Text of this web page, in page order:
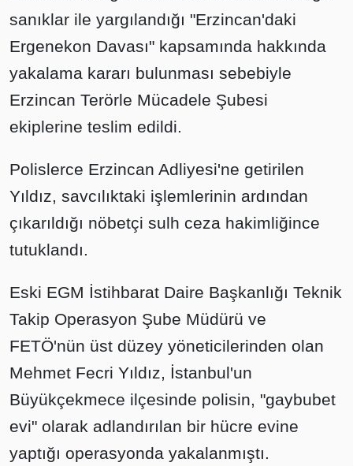
sanıklar ile yargılandığı "Erzincan'daki
Ergenekon Davası" kapsamında hakkında
yakalama kararı bulunması sebebiyle
Erzincan Terörle Mücadele Şubesi
ekiplerine teslim edildi.
Polislerce Erzincan Adliyesi'ne getirilen
Yıldız, savcılıktaki işlemlerinin ardından
çıkarıldığı nöbetçi sulh ceza hakimliğince
tutuklandı.
Eski EGM İstihbarat Daire Başkanlığı Teknik
Takip Operasyon Şube Müdürü ve
FETÖ'nün üst düzey yöneticilerinden olan
Mehmet Fecri Yıldız, İstanbul'un
Büyükçekmece ilçesinde polisin, "gaybubet
evi" olarak adlandırılan bir hücre evine
yaptığı operasyonda yakalanmıştı.